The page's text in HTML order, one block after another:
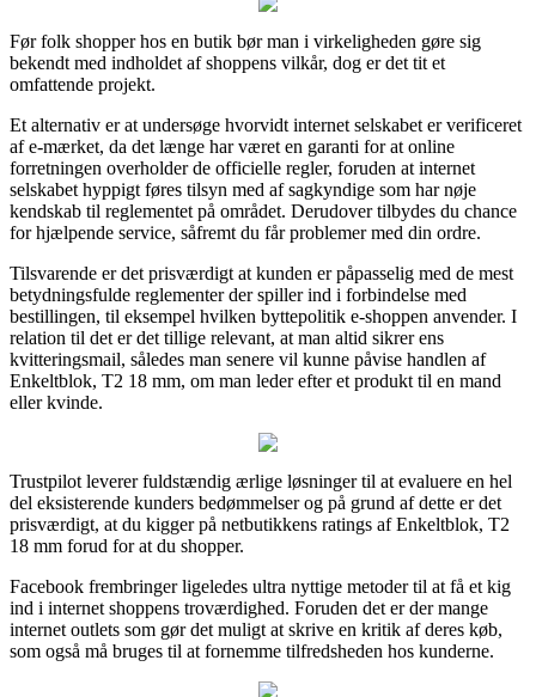
Før folk shopper hos en butik bør man i virkeligheden gøre sig
bekendt med indholdet af shoppens vilkår, dog er det tit et
omfattende projekt.
Et alternativ er at undersøge hvorvidt internet selskabet er verificeret
af e-mærket, da det længe har været en garanti for at online
forretningen overholder de officielle regler, foruden at internet
selskabet hyppigt føres tilsyn med af sagkyndige som har nøje
kendskab til reglementet på området. Derudover tilbydes du chance
for hjælpende service, såfremt du får problemer med din ordre.
Tilsvarende er det prisværdigt at kunden er påpasselig med de mest
betydningsfulde reglementer der spiller ind i forbindelse med
bestillingen, til eksempel hvilken byttepolitik e-shoppen anvender. I
relation til det er det tillige relevant, at man altid sikrer ens
kvitteringsmail, således man senere vil kunne påvise handlen af
Enkeltblok, T2 18 mm, om man leder efter et produkt til en mand
eller kvinde.
Trustpilot leverer fuldstændig ærlige løsninger til at evaluere en hel
del eksisterende kunders bedømmelser og på grund af dette er det
prisværdigt, at du kigger på netbutikkens ratings af Enkeltblok, T2
18 mm forud for at du shopper.
Facebook frembringer ligeledes ultra nyttige metoder til at få et kig
ind i internet shoppens troværdighed. Foruden det er der mange
internet outlets som gør det muligt at skrive en kritik af deres køb,
som også må bruges til at fornemme tilfredsheden hos kunderne.